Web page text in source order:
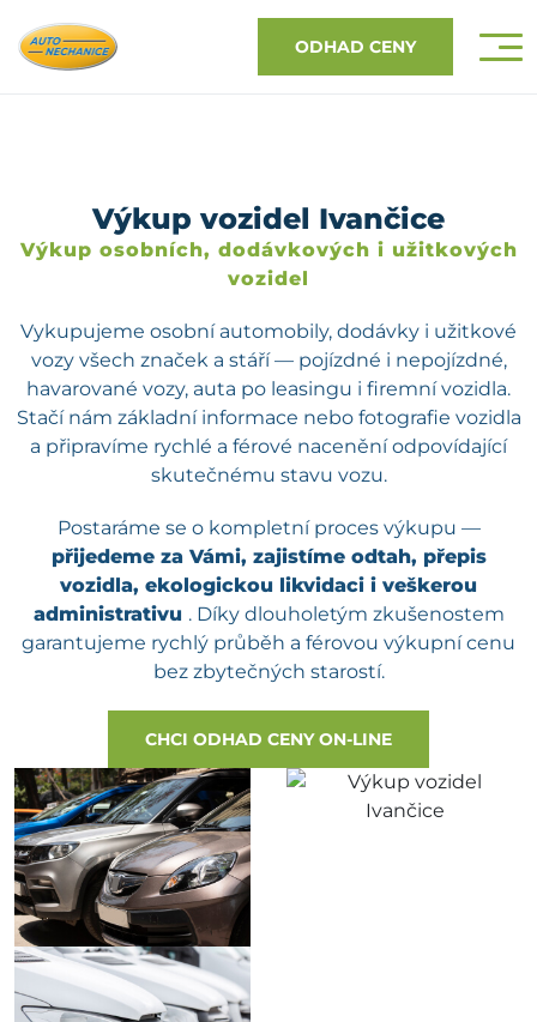
ODHAD CENY
Výkup vozidel Ivančice
Výkup osobních, dodávkových i užitkových
vozidel
Vykupujeme osobní automobily, dodávky i užitkové
vozy všech značek a stáří — pojízdné i nepojízdné,
havarované vozy, auta po leasingu i firemní vozidla.
Stačí nám základní informace nebo fotografie vozidla
a připravíme rychlé a férové nacenění odpovídající
skutečnému stavu vozu.
Postaráme se o kompletní proces výkupu —
přijedeme za Vámi, zajistíme odtah, přepis
vozidla, ekologickou likvidaci i veškerou
administrativu . Díky dlouholetým zkušenostem
garantujeme rychlý průběh a férovou výkupní cenu
bez zbytečných starostí.
CHCI ODHAD CENY ON-LINE